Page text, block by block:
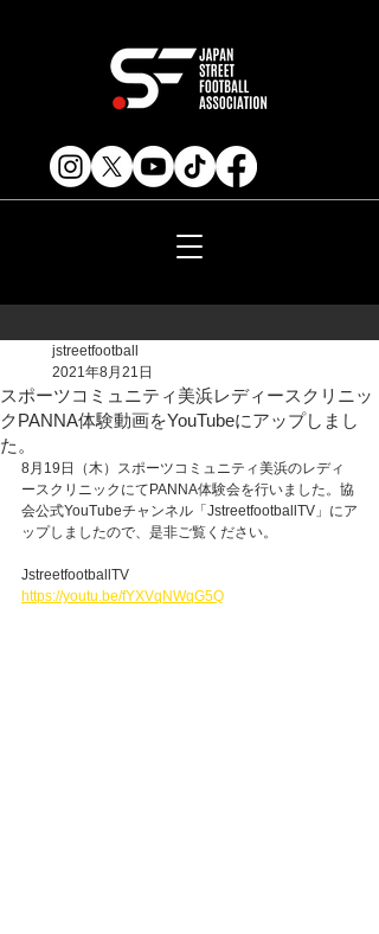
スポーツコミュニティ美浜レディースクリニッ
クPANNA体験動画をYouTubeにアップしまし
た。
jstreetfootball
2021年8月21日
8月19日（木）スポーツコミュニティ美浜のレディ
ースクリニックにてPANNA体験会を行いました。協
会公式YouTubeチャンネル「JstreetfootballTV」にア
ップしましたので、是非ご覧ください。
JstreetfootballTV
https://youtu.be/fYXVqNWqG5Q